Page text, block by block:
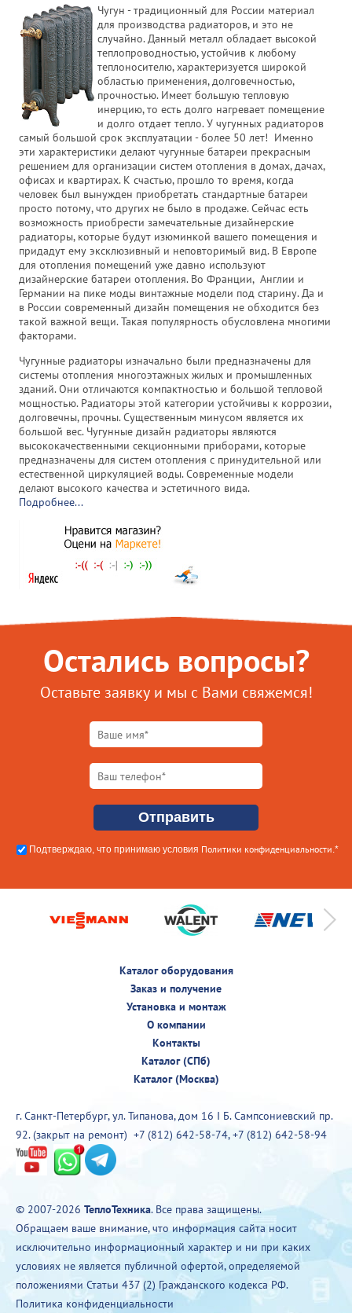
Чугун - традиционный для России материал
для производства радиаторов, и это не
случайно. Данный металл обладает высокой
теплопроводностью, устойчив к любому
теплоносителю, характеризуется широкой
областью применения, долговечностью,
прочностью. Имеет большую тепловую
инерцию, то есть долго нагревает помещение
и долго отдает тепло. У чугунных радиаторов
самый большой срок эксплуатации - более 50 лет! Именно
эти характеристики делают чугунные батареи прекрасным
решением для организации систем отопления в домах, дачах,
офисах и квартирах. К счастью, прошло то время, когда
человек был вынужден приобретать стандартные батареи
просто потому, что других не было в продаже. Сейчас есть
возможность приобрести замечательные дизайнерские
радиаторы, которые будут изюминкой вашего помещения и
придадут ему эксклюзивный и неповторимый вид. В Европе
для отопления помещений уже давно используют
дизайнерские батареи отопления. Во Франции, Англии и
Германии на пике моды винтажные модели под старину. Да и
в России современный дизайн помещения не обходится без
такой важной вещи. Такая популярность обусловлена многими
факторами.
Чугунные радиаторы изначально были предназначены для
системы отопления многоэтажных жилых и промышленных
зданий. Они отличаются компактностью и большой тепловой
мощностью. Радиаторы этой категории устойчивы к коррозии,
долговечны, прочны. Существенным минусом является их
большой вес. Чугунные дизайн радиаторы являются
высококачественными секционными приборами, которые
предназначены для систем отопления с принудительной или
естественной циркуляцией воды. Современные модели
делают высокого качества и эстетичного вида.
Подробнее...
Остались вопросы?
Оставьте заявку и мы с Вами свяжемся!
Подтверждаю, что принимаю условия Политики конфиденциальности .*
Каталог оборудования
Заказ и получение
Установка и монтаж
О компании
Контакты
Каталог (СПб)
Каталог (Москва)
г. Санкт-Петербург, ул. Типанова, дом 16 I Б. Сампсониевский пр.
92. (закрыт на ремонт) +7 (812) 642-58-74,+7 (812) 642-58-94
© 2007-2026 ТеплоТехника. Все права защищены.
Обращаем ваше внимание, что информация сайта носит
исключительно информационный характер и ни при каких
условиях не является публичной офертой, определяемой
положениями Статьи 437 (2) Гражданского кодекса РФ.
Политика конфиденциальности